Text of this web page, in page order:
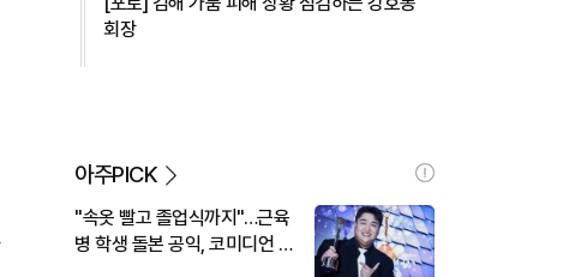
회장
아주PICK
"속옷 빨고 졸업식까지"…근육
병 학생 돌본 공익, 코미디언 김